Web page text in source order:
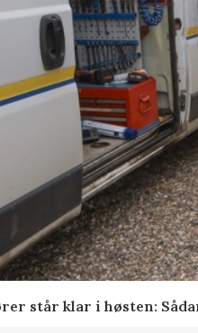
står klar i høsten: